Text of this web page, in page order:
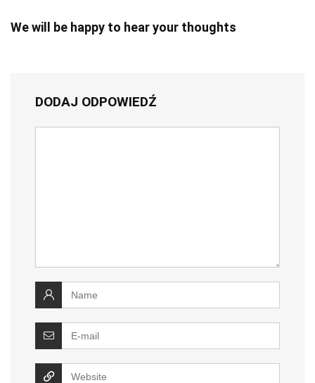
We will be happy to hear your thoughts
DODAJ ODPOWIEDŹ